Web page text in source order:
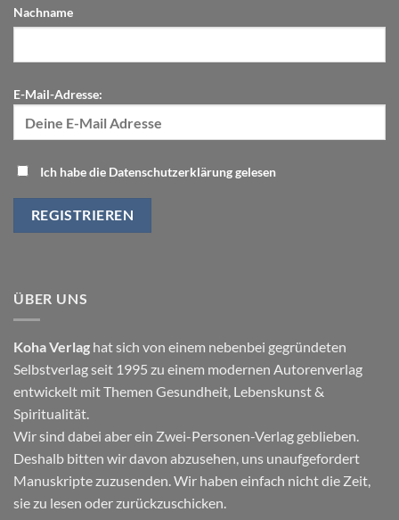
Nachname
E-Mail-Adresse:
Ich habe die Datenschutzerklärung gelesen
ÜBER UNS
Koha Verlag hat sich von einem nebenbei gegründeten
Selbstverlag seit 1995 zu einem modernen Autorenverlag
entwickelt mit Themen Gesundheit, Lebenskunst&
Spiritualität.
Wir sind dabei aber ein Zwei-Personen-Verlag geblieben.
Deshalb bitten wir davon abzusehen, uns unaufgefordert
Manuskripte zuzusenden. Wir haben einfach nicht die Zeit,
sie zu lesen oder zurückzuschicken.